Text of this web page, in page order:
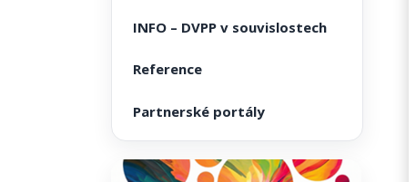
INFO – DVPP v souvislostech
Reference
Partnerské portály